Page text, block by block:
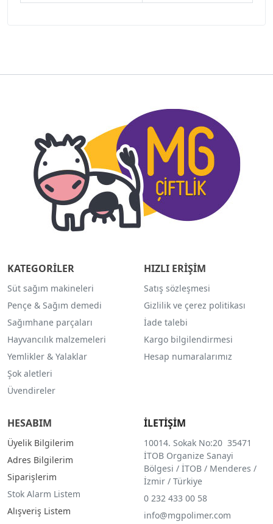
KATEGORİLER
Süt sağım makineleri
Pençe & Sağım demedi
Sağımhane parçaları
Hayvancılık malzemeleri
Yemlikler & Yalaklar
Şok aletleri
Üvendireler
HIZLI ERİŞİM
Satış sözleşmesi
Gizlilik ve çerez politikası
İade talebi
Kargo bilgilendirmesi
Hesap numaralarımız
HESABIM
Üyelik Bilgilerim
Adres Bilgilerim
Siparişlerim
Stok Alarm Listem
Alışveriş Listem
İLETİŞİM
10014. Sokak No:20 35471
İTOB Organize Sanayi
Bölgesi / İTOB / Menderes /
İzmir / Türkiye
0 232 433 00 58
info@mgpolimer.com